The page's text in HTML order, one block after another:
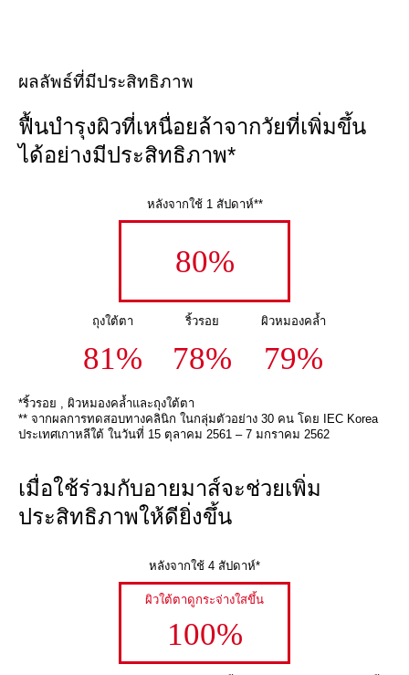
ผลลัพธ์ที่มีประสิทธิภาพ
ฟื้นบำรุงผิวที่เหนื่อยล้าจากวัยที่เพิ่มขึ้น
ได้อย่างมีประสิทธิภาพ*
หลังจากใช้ 1 สัปดาห์**
80%
ถุงใต้ตา
81%
ริ้วรอย
78%
ผิวหมองคล้ำ
79%
*ริ้วรอย , ผิวหมองคล้ำและถุงใต้ตา
** จากผลการทดสอบทางคลินิก ในกลุ่มตัวอย่าง 30 คน โดย IEC Korea
ประเทศเกาหลีใต้ ในวันที่ 15 ตุลาคม 2561 – 7 มกราคม 2562
เมื่อใช้ร่วมกับอายมาส์จะช่วยเพิ่ม
ประสิทธิภาพให้ดียิ่งขึ้น
หลังจากใช้ 4 สัปดาห์*
ผิวใต้ตาดูกระจ่างใสขึ้น
100%